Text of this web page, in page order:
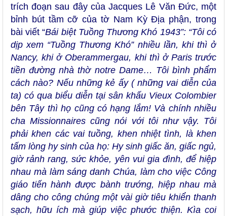
trích đoạn sau đây của Jacques Lê Văn Đức, một
bỉnh bút tầm cỡ của tờ Nam Kỳ Địa phận, trong
bài viết “Bái biệt Tuồng Thương Khó 1943”: “Tôi có
dịp xem “Tuồng Thương Khó” nhiều lần, khi thì ở
Nancy, khi ở Oberammergau, khi thì ở Paris trước
tiền đường nhà thờ notre Dame… Tôi bình phẩm
cách nào? Nếu những kẻ ấy ( những vai diễn của
ta) có qua biểu diễn tại sân khấu Vieux Colombier
bên Tây thì họ cũng có hạng lắm! Và chính nhiều
cha Missionnaires cũng nói với tôi như vậy. Tôi
phải khen các vai tuồng, khen nhiệt tình, là khen
tấm lòng hy sinh của họ: Hy sinh giấc ăn, giấc ngủ,
giờ rảnh rang, sức khỏe, yên vui gia đình, để hiệp
nhau mà làm sáng danh Chúa, làm cho việc Công
giáo tiến hành được bành trướng, hiệp nhau mà
dâng cho công chúng một vài giờ tiêu khiển thanh
sạch, hữu ích mà giúp việc phước thiện. Kìa coi